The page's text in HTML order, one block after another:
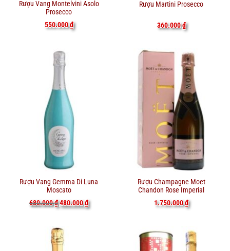
Rượu Vang Montelvini Asolo
Prosecco
550.000₫
Rượu Martini Prosecco
360.000₫
Rượu Vang Gemma Di Luna
Moscato
680.000₫Giá
gốc
480.000₫Giá
hiện
Rượu Champagne Moet
Chandon Rose Imperial
1.750.000₫